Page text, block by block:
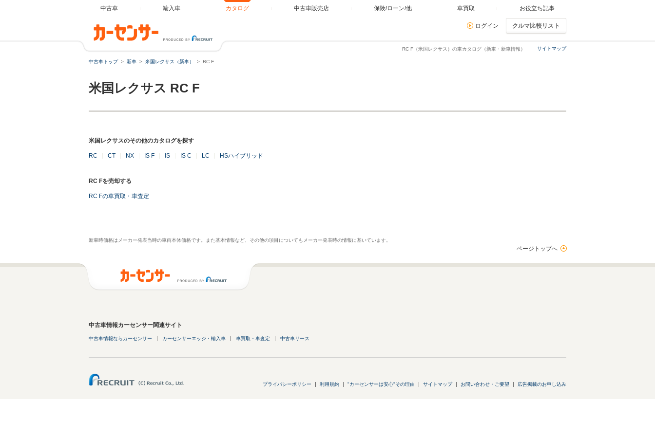
中古車 輸入車 カタログ 中古車販売店 保険/ローン/他 車買取 お役立ち記事
ログイン クルマ比較リスト
サイトマップ
RC F（米国レクサス）の車カタログ（新車・新車情報）
中古車トップ 新車 米国レクサス（新車） RC F
米国レクサス RC F
米国レクサスのその他のカタログを探す
RC CT NX IS F IS IS C LC HSハイブリッド
RC Fを売却する
RC Fの車買取・車査定
新車時価格はメーカー発表当時の車両本体価格です。また基本情報など、その他の項目についてもメーカー発表時の情報に基いています。
ページトップへ
中古車情報カーセンサー関連サイト
中古車情報ならカーセンサー カーセンサーエッジ・輸入車 車買取・車査定 中古車リース
プライバシーポリシー 利用規約 "カーセンサーは安心"その理由 サイトマップ お問い合わせ・ご要望 広告掲載のお申し込み